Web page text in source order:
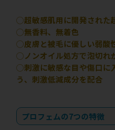
◯超敏感肌用に開発された
◯無香料、無着色
◯皮膚と被毛に優しい弱酸
◯ノンオイル処方で泡切れ
◯刺激に敏感な目や傷口に
う、刺激低減成分を配合
プロフェムの7つの特徴